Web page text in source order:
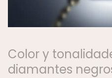
Color y
diamantes